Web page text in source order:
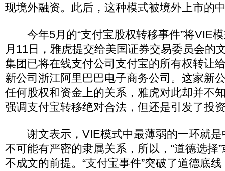
现境外融资。此后，这种模式被境外上市的
今年5月的“支付宝股权转移事件”将VIE模
月11日，雅虎提交给美国证券交易委员会的
集团已将在线支付公司支付宝的所有权转让
新公司浙江阿里巴巴电子商务公司。这家新
任何股权和资金上的关系，雅虎对此却并不
强调支付宝转移绝对合法，但还是引发了投
谢文表示，VIE模式中最薄弱的一环就是
不可能有严密的隶属关系，所以，“道德选择”
不成文的前提。“支付宝事件”突破了道德底